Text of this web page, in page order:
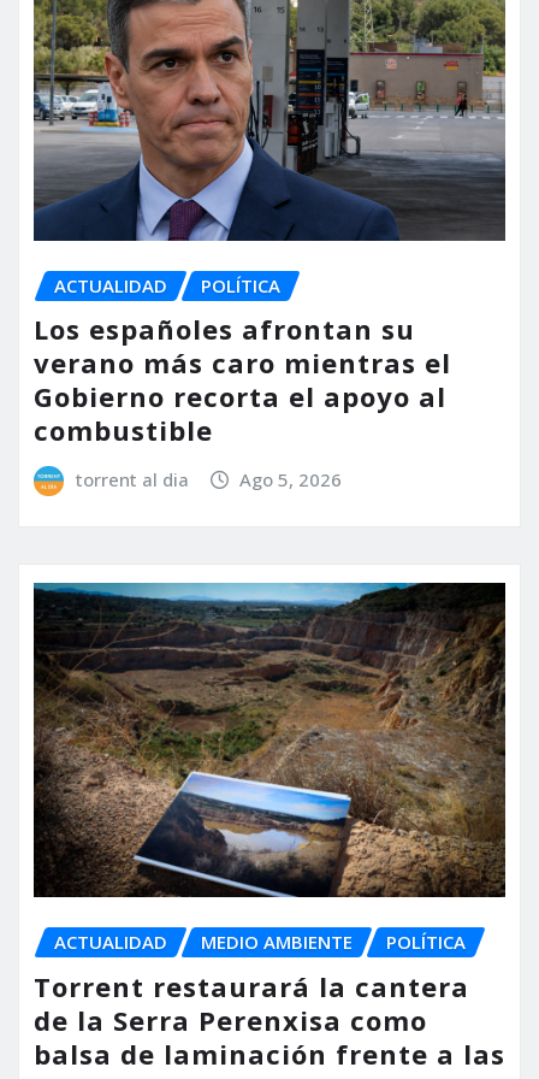
ACTUALIDAD POLÍTICA
Los españoles afrontan su
verano más caro mientras el
Gobierno recorta el apoyo al
combustible
torrent al dia Ago 5, 2026
ACTUALIDAD MEDIO AMBIENTE POLÍTICA
Torrent restaurará la cantera
de la Serra Perenxisa como
balsa de laminación frente a las